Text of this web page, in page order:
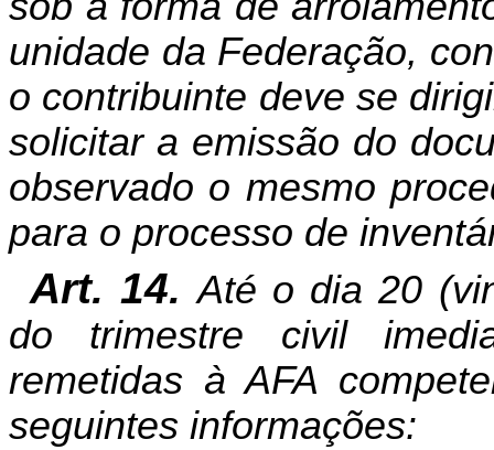
unidade da Federação,
o contribuinte deve se
solicitar a emissão do
observado o mesmo
para o processo de
Art. 14.Até o dia 20
do trimestre civil
remetidas à AFA
seguintes informações: